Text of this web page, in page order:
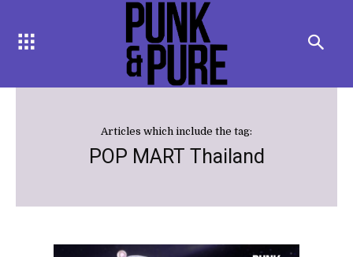
Articles which include the tag:
POP MART Thailand